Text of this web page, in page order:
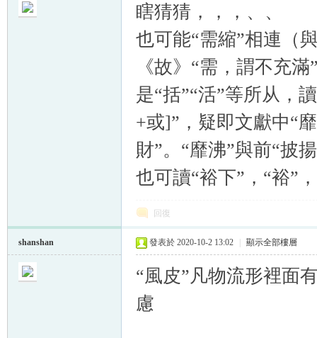
瞎猜猜，，，、、
也可能“需縮”相連（
《故》“需，謂不充
是“括”“活”等所从，
+或]”，疑即文獻中“
財”。“靡沸”與前“披
也可讀“裕下”，“裕”
回復
shanshan 發表於 2020-10-2 13:02 顯示全部樓層
“風皮”凡物流形裡面
慮